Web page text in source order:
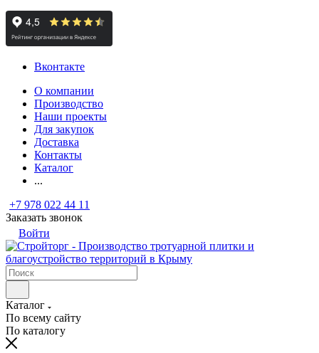
Вконтакте
О компании
Производство
Наши проекты
Для закупок
Доставка
Контакты
Каталог
...
+7 978 022 44 11
Заказать звонок
Войти
Каталог
По всему сайту
По каталогу